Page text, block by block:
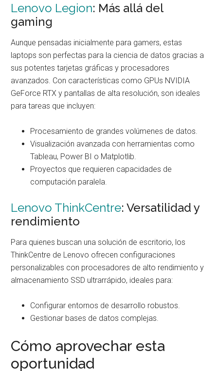
Lenovo Legion: Más allá del
gaming
Aunque pensadas inicialmente para gamers, estas
laptops son perfectas para la ciencia de datos gracias a
sus potentes tarjetas gráficas y procesadores
avanzados. Con características como GPUs NVIDIA
GeForce RTX y pantallas de alta resolución, son ideales
para tareas que incluyen:
Procesamiento de grandes volúmenes de datos.
Visualización avanzada con herramientas como
Tableau, Power BI o Matplotlib.
Proyectos que requieren capacidades de
computación paralela.
Lenovo ThinkCentre: Versatilidad y
rendimiento
Para quienes buscan una solución de escritorio, los
ThinkCentre de Lenovo ofrecen configuraciones
personalizables con procesadores de alto rendimiento y
almacenamiento SSD ultrarrápido, ideales para:
Configurar entornos de desarrollo robustos.
Gestionar bases de datos complejas.
Cómo aprovechar esta
oportunidad